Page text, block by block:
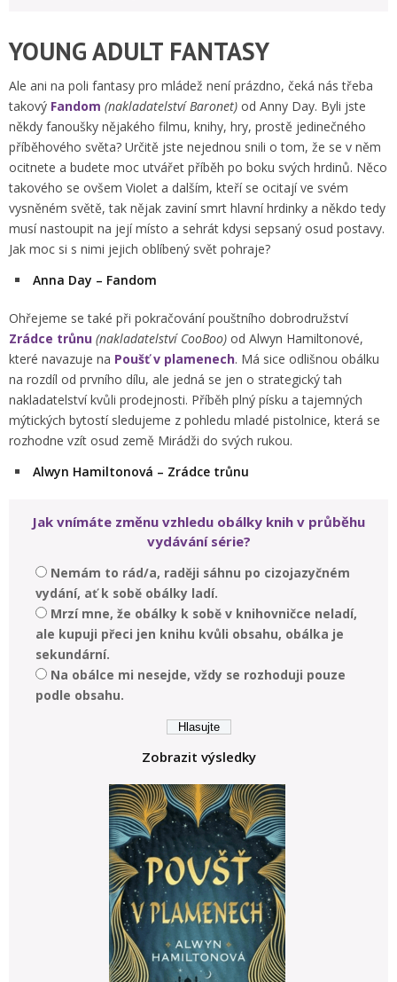
YOUNG ADULT FANTASY
Ale ani na poli fantasy pro mládež není prázdno, čeká nás třeba
takový Fandom (nakladatelství Baronet) od Anny Day. Byli jste
někdy fanoušky nějakého filmu, knihy, hry, prostě jedinečného
příběhového světa? Určitě jste nejednou snili o tom, že se v něm
ocitnete a budete moc utvářet příběh po boku svých hrdinů. Něco
takového se ovšem Violet a dalším, kteří se ocitají ve svém
vysněném světě, tak nějak zaviní smrt hlavní hrdinky a někdo tedy
musí nastoupit na její místo a sehrát kdysi sepsaný osud postavy.
Jak moc si s nimi jejich oblíbený svět pohraje?
Anna Day – Fandom
Ohřejeme se také při pokračování pouštního dobrodružství
Zrádce trůnu (nakladatelství CooBoo) od Alwyn Hamiltonové,
které navazuje na Poušť v plamenech. Má sice odlišnou obálku
na rozdíl od prvního dílu, ale jedná se jen o strategický tah
nakladatelství kvůli prodejnosti. Příběh plný písku a tajemných
mýtických bytostí sledujeme z pohledu mladé pistolnice, která se
rozhodne vzít osud země Mirádži do svých rukou.
Alwyn Hamiltonová – Zrádce trůnu
Jak vnímáte změnu vzhledu obálky knih v průběhu
vydávání série?
Nemám to rád/a, raději sáhnu po cizojazyčném
vydání, ať k sobě obálky ladí.
Mrzí mne, že obálky k sobě v knihovničce neladí,
ale kupuji přeci jen knihu kvůli obsahu, obálka je
sekundární.
Na obálce mi nesejde, vždy se rozhoduji pouze
podle obsahu.
Zobrazit výsledky